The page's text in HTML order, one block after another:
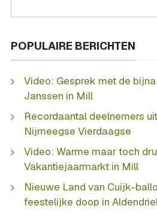
POPULAIRE BERICHTEN
Video: Gesprek met de
Janssen in Mill
Recordaantal deelnemers
Nijmeegse Vierdaagse
Video: Warme maar toch
Vakantiejaarmarkt in Mill
Nieuwe Land van Cuijk-
feestelijke doop in